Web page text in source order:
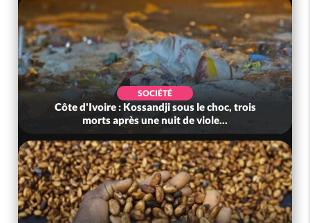
SOCIÉTÉ
Côte d'Ivoire : Kossandji sous le choc, trois
morts après une nuit de viole...